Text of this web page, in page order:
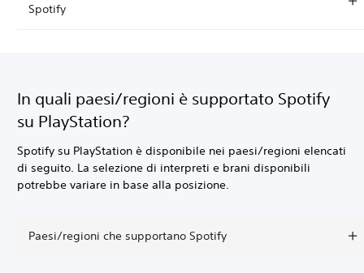
Spotify
In quali paesi/regioni è supportato Spotify
su PlayStation?
Spotify su PlayStation è disponibile nei paesi/regioni elencati
di seguito. La selezione di interpreti e brani disponibili
potrebbe variare in base alla posizione.
Paesi/regioni che supportano Spotify